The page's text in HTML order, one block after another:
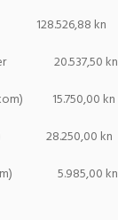
kn
20.537,50 kn
15.750,00 kn
28.250,00 kn
5.985,00 kn